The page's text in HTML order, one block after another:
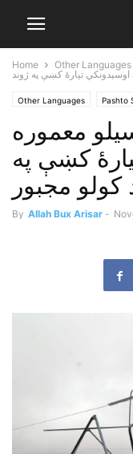
Home Other Languages
Other Languages Pashto
معموره
کښې په
کولو مجبور
By Allah Bux Arisar -